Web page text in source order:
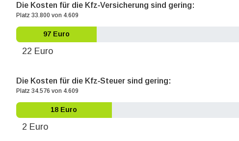
Die Kosten für die Kfz‐Versicherung sind gering:
Platz 33.800 von 4.609
97 Euro
22 Euro
Die Kosten für die Kfz‐Steuer sind gering:
Platz 34.576 von 4.609
18 Euro
2 Euro